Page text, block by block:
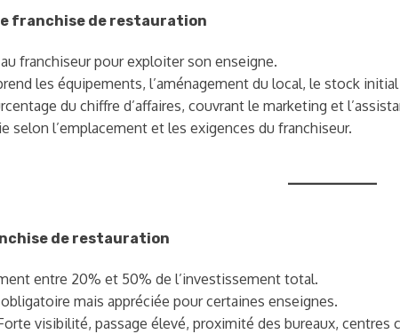
franchise de restauration
franchiseur pour exploiter son enseigne.
les équipements, l’aménagement du local, le stock
du chiffre d’affaires, couvrant le marketing et
selon l’emplacement et les exigences du franchiseur.
de restauration
entre 20% et 50% de l’investissement total.
mais appréciée pour certaines enseignes.
visibilité, passage élevé, proximité des bureaux, centres